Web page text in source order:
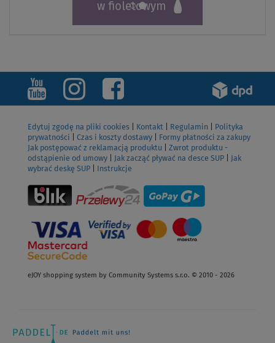
Edytuj zgodę na pliki cookies Kontakt Regulamin
Polityka
prywatności
Czas i koszty dostawy
Formy płatności za zakupy
Jak postępować z reklamacją produktu
Zwrot produktu -
odstąpienie od umowy
Jak zacząć pływać na desce SUP
Jak
wybrać deskę SUP
Instrukcje
eJOY shopping system by Community Systems s.r.o. © 2010 - 2026